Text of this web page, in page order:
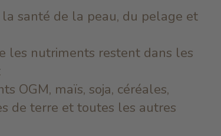
santé de la peau, du pelage et
les nutriments restent dans les
OGM, maïs, soja, céréales,
de terre et toutes les autres